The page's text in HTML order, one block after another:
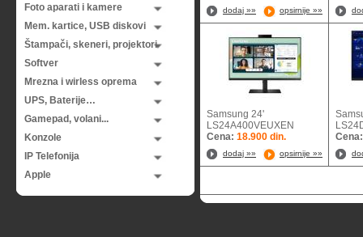
Foto aparati i kamere
Mem. kartice, USB diskovi
Štampači, skeneri, projektori
Softver
Mrezna i wirless oprema
UPS, Baterije…
Gamepad, volani...
Konzole
IP Telefonija
Apple
dodaj »» opsirnije »»
Samsung 24'
LS24A400VEUXEN
Cena: 18.900 din.
dodaj »» opsirnije »»